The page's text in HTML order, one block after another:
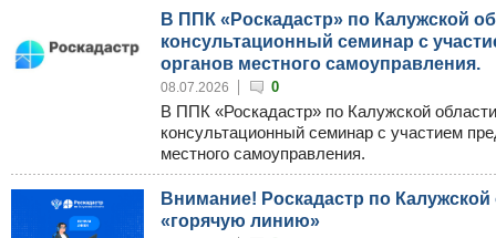
В ППК «Роскадастр» по Калужской
консультационный семинар с
органов местного самоуправления.
08.07.2026 0
В ППК «Роскадастр» по Калужской
консультационный семинар с участием
местного самоуправления.
Внимание! Роскадастр по
«горячую линию»